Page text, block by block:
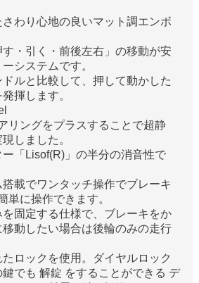
わり心地の良いマット調エンボ
す・引く・前後左右」の移動が安
システムです。
ルと比較して、押して動かした
揮します。
リングをプラスすることで超静
しました。
「Lisof(R)」の半分の消音性で
搭載でワンタッチ操作でブレーキ
単に操作できます。
固定する仕様で、ブレーキをか
動したい場合は後輪のみの走行
たロックを使用。ダイヤルロック
でも 解錠 をすることができる デ